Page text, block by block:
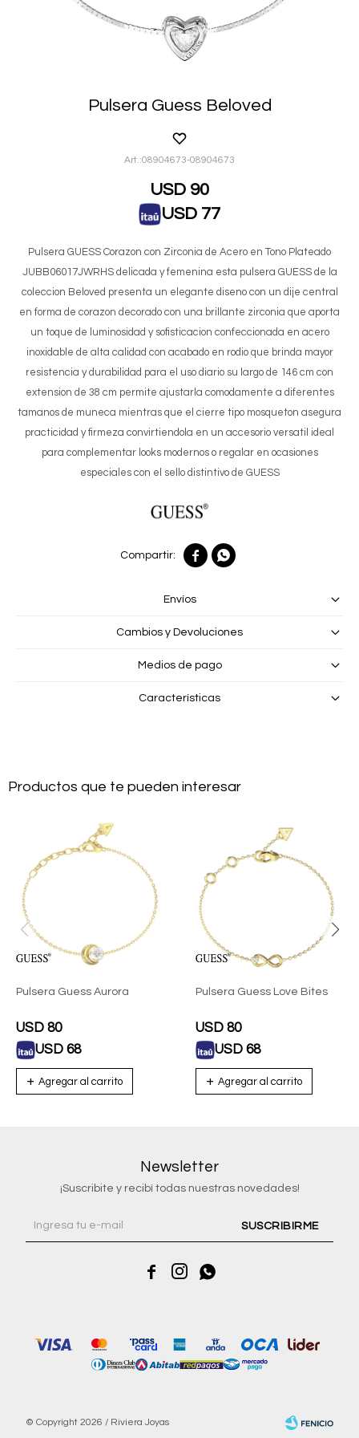
Pulsera Guess Beloved
08904673-08904673
USD 90
USD 77
Pulsera GUESS Corazon con Zirconia de Acero en Tono Plateado
JUBB06017JWRHS delicada y femenina esta pulsera GUESS de la
coleccion Beloved presenta un elegante diseno con un dije central
en forma de corazon decorado con una brillante zirconia que aporta
un toque de luminosidad y sofisticacion confeccionada en acero
inoxidable de alta calidad con acabado en rodio que brinda mayor
resistencia y durabilidad para el uso diario su largo de 146 cm con
extension de 38 cm permite ajustarla comodamente a diferentes
tamanos de muneca mientras que el cierre tipo mosqueton asegura
practicidad y firmeza convirtiendola en un accesorio versatil ideal
para complementar looks modernos o regalar en ocasiones
especiales con el sello distintivo de GUESS
 
Envíos
Cambios y Devoluciones
Medios de pago
Características
Productos que te pueden interesar
Pulsera Guess Aurora
USD 80
USD 68
Pulsera Guess Love Bites
USD 80
USD 68
Newsletter
¡Suscribite y recibí todas nuestras novedades!
SUSCRIBIRME
  
© Copyright 2026 / Riviera Joyas